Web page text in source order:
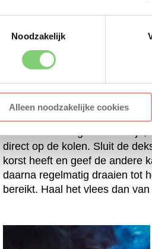
Noodzakelijk
Alleen noodzakelijke cookies
Caveman bereiding
Zodra de kolen goed heet
direct op de kolen. Sluit de
korst heeft en geef de andere
daarna regelmatig draaien tot
bereikt. Haal het vlees dan